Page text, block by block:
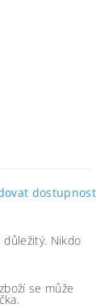
dostupnost
Nikdo
se může